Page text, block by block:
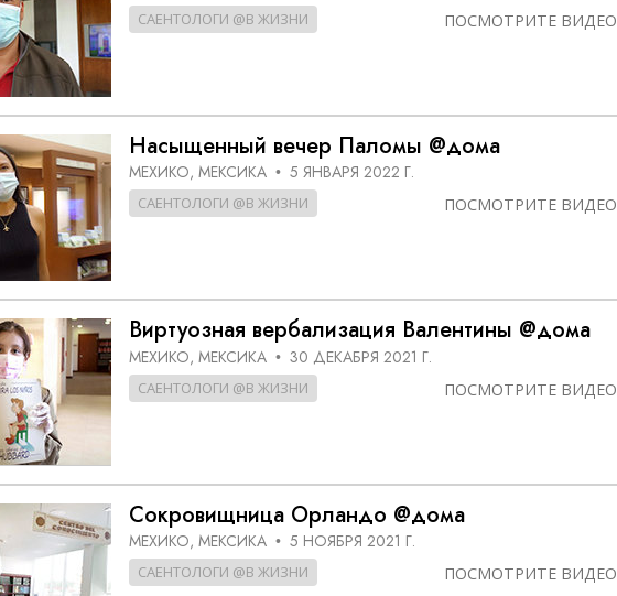
САЕНТОЛОГИ @В ЖИЗНИ ПОСМОТРИТЕ ВИДЕО
Насыщенный вечер Паломы @дома
МЕХИКО, МЕКСИКА • 5 ЯНВАРЯ 2022 Г.
САЕНТОЛОГИ @В ЖИЗНИ ПОСМОТРИТЕ ВИДЕО
Виртуозная вербализация Валентины @дома
МЕХИКО, МЕКСИКА • 30 ДЕКАБРЯ 2021 Г.
САЕНТОЛОГИ @В ЖИЗНИ ПОСМОТРИТЕ ВИДЕО
Сокровищница Орландо @дома
МЕХИКО, МЕКСИКА • 5 НОЯБРЯ 2021 Г.
САЕНТОЛОГИ @В ЖИЗНИ ПОСМОТРИТЕ ВИДЕО